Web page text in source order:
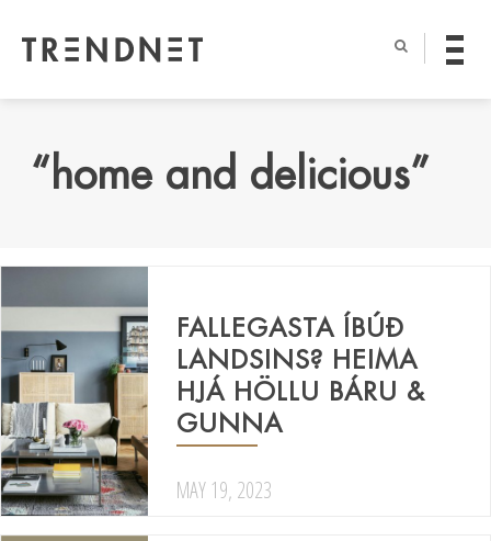
“home and delicious”
FALLEGASTA ÍBÚÐ
LANDSINS? HEIMA
HJÁ HÖLLU BÁRU &
GUNNA
MAY 19, 2023